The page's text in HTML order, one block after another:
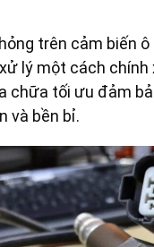
trên cảm biến
lý một cách
chữa tối ưu đảm
và bền bỉ.